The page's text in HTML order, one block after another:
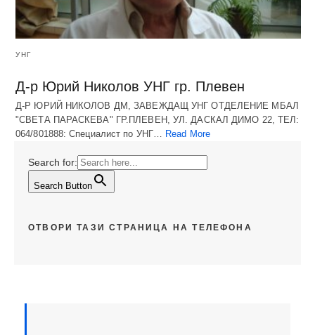
УНГ
Д-р Юрий Николов УНГ гр. Плевен
Д-Р ЮРИЙ НИКОЛОВ ДМ, ЗАВЕЖДАЩ УНГ ОТДЕЛЕНИЕ МБАЛ
"СВЕТА ПАРАСКЕВА" ГР.ПЛЕВЕН, УЛ. ДАСКАЛ ДИМО 22, ТЕЛ:
064/801888: Специалист по УНГ… Read More
Search for:
Search Button
ОТВОРИ ТАЗИ СТРАНИЦА НА ТЕЛЕФОНА